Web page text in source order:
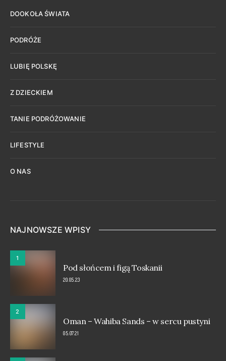
DOOKOŁA ŚWIATA
PODRÓŻE
LUBIĘ POLSKĘ
Z DZIECKIEM
TANIE PODRÓŻOWANIE
LIFESTYLE
O NAS
NAJNOWSZE WPISY
1
Pod słońcem i figą Toskanii
20.05.23
2
Oman – Wahiba Sands – w sercu pustyni
05.07.21